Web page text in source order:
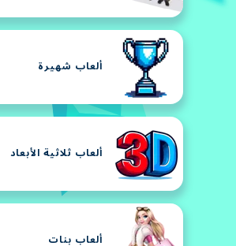
ألعاب شهيرة
ألعاب ثلاثية الأبعاد
ألعاب بنات